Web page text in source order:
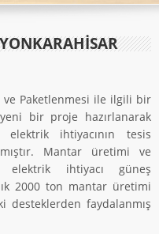
Paketlenmesi ile ilgili bir
yeni bir proje hazırlanarak
ihtiyacının tesis
Mantar üretimi ve
elektrik ihtiyacı güneş
2000 ton mantar üretimi
desteklerden faydalanmış